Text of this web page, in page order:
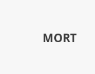
MORT